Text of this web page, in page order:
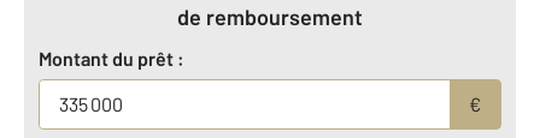
de remboursement
Montant du prêt :
€